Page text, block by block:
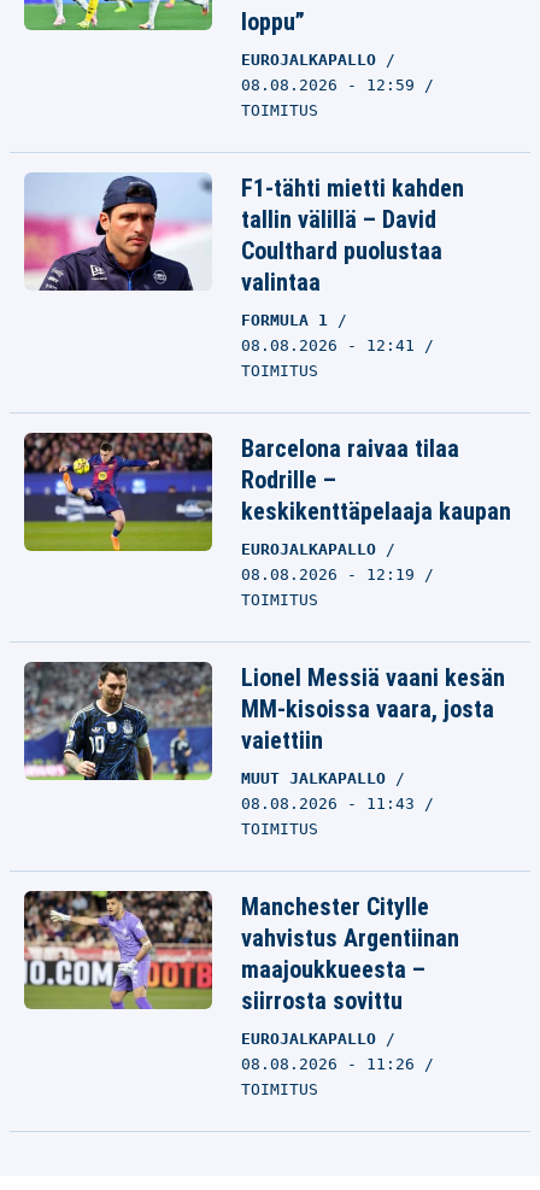
loppu”
EUROJALKAPALLO
08.08.2026 - 12:59
TOIMITUS
F1-tähti mietti kahden
tallin välillä – David
Coulthard puolustaa
valintaa
FORMULA 1
08.08.2026 - 12:41
TOIMITUS
Barcelona raivaa tilaa
Rodrille –
keskikenttäpelaaja kaupan
EUROJALKAPALLO
08.08.2026 - 12:19
TOIMITUS
Lionel Messiä vaani kesän
MM-kisoissa vaara, josta
vaiettiin
MUUT JALKAPALLO
08.08.2026 - 11:43
TOIMITUS
Manchester Citylle
vahvistus Argentiinan
maajoukkueesta –
siirrosta sovittu
EUROJALKAPALLO
08.08.2026 - 11:26
TOIMITUS